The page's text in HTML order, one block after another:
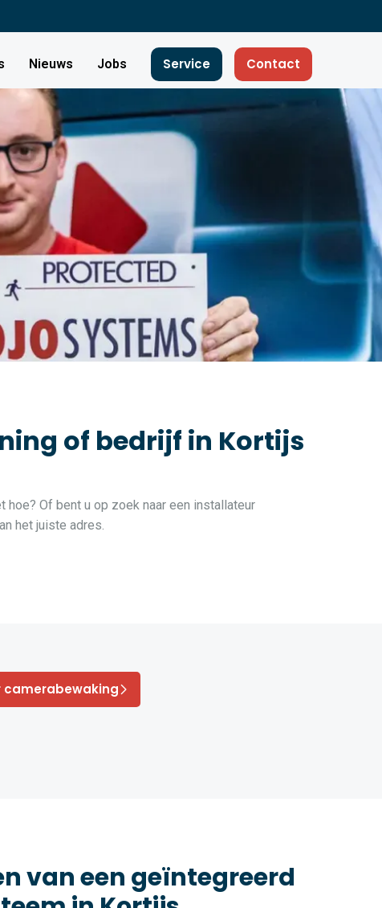
Nieuws Jobs Service Contact
of bedrijf in Kortijs
Of bent u op zoek naar een installateur
het juiste adres.
camerabewaking
van een geïntegreerd